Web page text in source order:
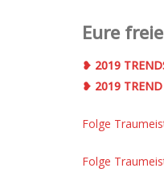
Eure
❥ 2019
❥ 2019
Folge
Folge